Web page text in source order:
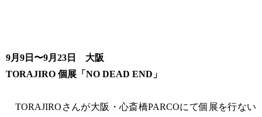
9月9日〜9月23日 大阪
TORAJIRO 個展「NO DEAD END」
TORAJIROさんが大阪・心斎橋PARCOにて個展を行ない